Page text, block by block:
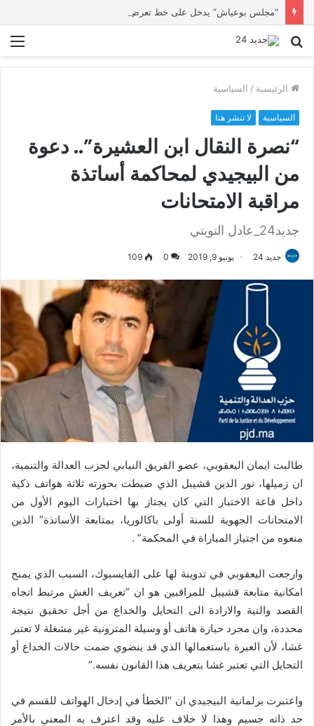
بحث
الرئيسية / السياسية
السياسية لا تنشر هنا
“نصرة النقال ابن العشيرة”.. دعوة
من البيجيدي لمحاكمة أساتذة
مراقبة الامتحانات
جديد24_عادل النويتي
جديد 24 يونيو 9, 2019 0
109
طالبت ايمان اليعقوبي، عضو الفريق النيابي لحزب العدالة والتنمية،
ان زميلها، نور الدين قشيبل الذي ضبطت بحوزته ثلاثة هواتف ذكية
داخل قاعة الاختبار التي كان يجتاز بها اختبارات اليوم الأول من
الامتحانات الجهوية للسنة أولى باكالوريا، بمتابعة الأساتذة” الذين
منعوه من اجتياز المباراة في المحكمة” .
وارجعت اليعقوبي في تدوينة لها على الفايسبوك، السبب الذي يمنح
‬التحايل‭ ‬التي‭ ‬تعتبر‭ ‬غشا‭ ‬بتعريف‭ ‬هذا‭ ‬القانون‭ ‬نفسه‭.‬”
واعتبرت برلمانية البيجيدي ان “الخطأ في إدخال الهواتف للقسم في
حد ذاته جسيم وهذا لا خلاف عليه وقد اعترف به المعني بالأمر